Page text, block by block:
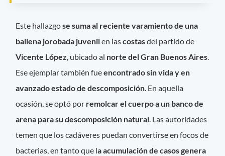
Este hallazgose suma al reciente varamiento de una
ballena jorobada juvenilen lascostasdel partido de
Vicente López, ubicado al norte del Gran Buenos Aires.
Ese ejemplar también fueencontrado sin vida y en
avanzado estado de descomposición. En aquella
ocasión, se optó por remolcar el cuerpo a un banco de
arena para su descomposición natural. Las autoridades
temen que los cadáveres puedan convertirse en focos de
bacterias, en tanto que la acumulación de casos genera